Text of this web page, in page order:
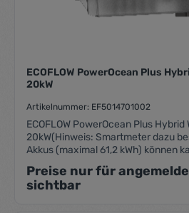
ECOFLOW PowerOcean Plus
20kW
Artikelnummer: EF5014701002
ECOFLOW PowerOcean Plus
20kW(Hinweis: Smartmeter dazu
Akkus (maximal 61,2 kWh) können
Preise nur für
sichtbar